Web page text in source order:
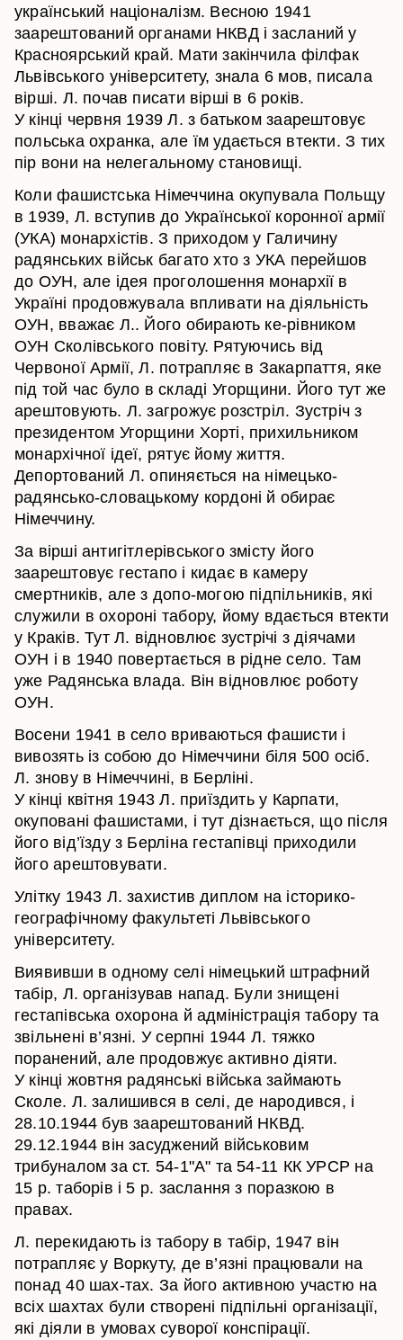
український націоналізм. Весною 1941
заарештований органами НКВД і засланий у
Красноярський край. Мати закінчила філфак
Львівського університету, знала 6 мов, писала
вірші. Л. почав писати вірші в 6 років.
У кінці червня 1939 Л. з батьком заарештовує
польська охранка, але їм удається втекти. З тих
пір вони на нелегальному становищі.
Коли фашистська Німеччина окупувала Польщу
в 1939, Л. вступив до Української коронної армії
(УКА) монархістів. З приходом у Галичину
радянських військ багато хто з УКА перейшов
до ОУН, але ідея проголошення монархії в
Україні продовжувала впливати на діяльність
ОУН, вважає Л.. Його обирають ке-рівником
ОУН Сколівського повіту. Рятуючись від
Червоної Армії, Л. потрапляє в Закарпаття, яке
під той час було в складі Угорщини. Його тут же
арештовують. Л. загрожує розстріл. Зустріч з
президентом Угорщини Хорті, прихильником
монархічної ідеї, рятує йому життя.
Депортований Л. опиняється на німецько-
радянсько-словацькому кордоні й обирає
Німеччину.
За вірші антигітлерівського змісту його
заарештовує гестапо і кидає в камеру
смертників, але з допо-могою підпільників, які
служили в охороні табору, йому вдається втекти
у Краків. Тут Л. відновлює зустрічі з діячами
ОУН і в 1940 повертається в рідне село. Там
уже Радянська влада. Він відновлює роботу
ОУН.
Восени 1941 в село вриваються фашисти і
вивозять із собою до Німеччини біля 500 осіб.
Л. знову в Німеччині, в Берліні.
У кінці квітня 1943 Л. приїздить у Карпати,
окуповані фашистами, і тут дізнається, що після
його від’їзду з Берліна гестапівці приходили
його арештовувати.
Улітку 1943 Л. захистив диплом на історико-
географічному факультеті Львівського
університету.
Виявивши в одному селі німецький штрафний
табір, Л. організував напад. Були знищені
гестапівська охорона й адміністрація табору та
звільнені в’язні. У серпні 1944 Л. тяжко
поранений, але продовжує активно діяти.
У кінці жовтня радянські війська займають
Сколе. Л. залишився в селі, де народився, і
28.10.1944 був заарештований НКВД.
29.12.1944 він засуджений військовим
трибуналом за ст. 54-1"А" та 54-11 КК УРСР на
15 р. таборів і 5 р. заслання з поразкою в
правах.
Л. перекидають із табору в табір, 1947 він
потрапляє у Воркуту, де в’язні працювали на
понад 40 шах-тах. За його активною участю на
всіх шахтах були створені підпільні організації,
які діяли в умовах суворої конспірації.